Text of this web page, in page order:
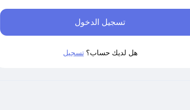
تسجيل الدخول
هل لديك حساب؟تسجيل